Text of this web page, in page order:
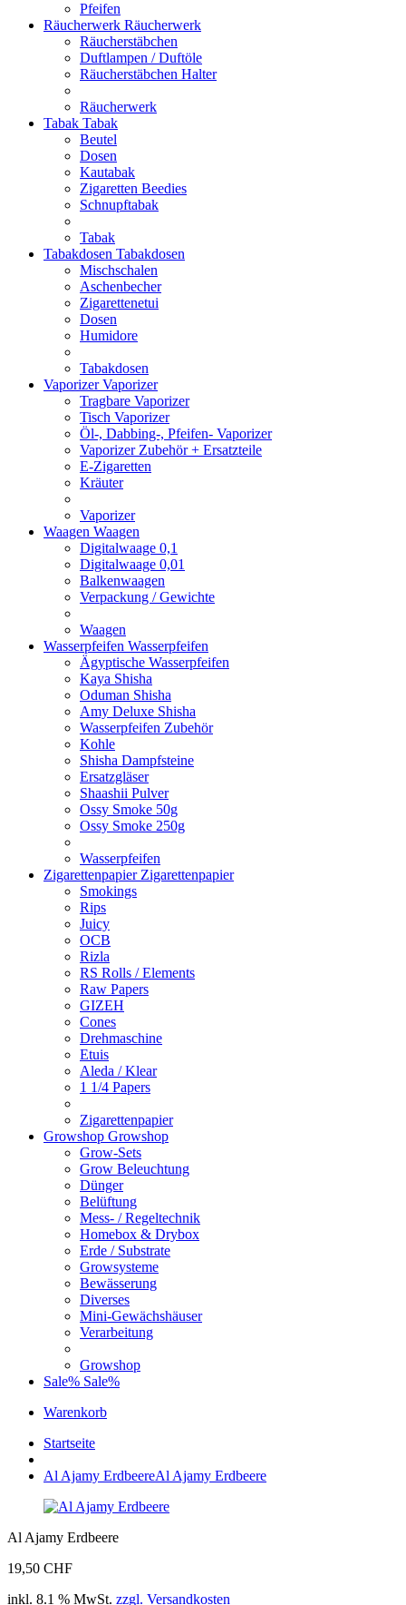
Pfeifen
Räucherwerk Räucherwerk
Räucherstäbchen
Duftlampen / Duftöle
Räucherstäbchen Halter
Räucherwerk
Tabak Tabak
Beutel
Dosen
Kautabak
Zigaretten Beedies
Schnupftabak
Tabak
Tabakdosen Tabakdosen
Mischschalen
Aschenbecher
Zigarettenetui
Dosen
Humidore
Tabakdosen
VaporizerVaporizer
Tragbare Vaporizer
Tisch Vaporizer
Öl-, Dabbing-, Pfeifen- Vaporizer
Vaporizer Zubehör + Ersatzteile
E-Zigaretten
Kräuter
Vaporizer
Waagen Waagen
Digitalwaage 0,1
Digitalwaage 0,01
Balkenwaagen
Verpackung / Gewichte
Waagen
Wasserpfeifen Wasserpfeifen
Ägyptische Wasserpfeifen
Kaya Shisha
Oduman Shisha
Amy Deluxe Shisha
Wasserpfeifen Zubehör
Kohle
Shisha Dampfsteine
Ersatzgläser
Shaashii Pulver
Ossy Smoke 50g
Ossy Smoke 250g
Wasserpfeifen
Zigarettenpapier Zigarettenpapier
Smokings
Rips
Juicy
OCB
Rizla
RS Rolls / Elements
Raw Papers
GIZEH
Cones
Drehmaschine
Etuis
Aleda / Klear
1 1/4 Papers
Zigarettenpapier
Growshop Growshop
Grow-Sets
Grow Beleuchtung
Dünger
Belüftung
Mess- / Regeltechnik
Homebox & Drybox
Erde / Substrate
Growsysteme
Bewässerung
Diverses
Mini-Gewächshäuser
Verarbeitung
Growshop
Sale% Sale%
Warenkorb
Startseite
Al Ajamy ErdbeereAl Ajamy Erdbeere
Al Ajamy Erdbeere
19,50 CHF
inkl. 8.1 % MwSt. zzgl. Versandkosten